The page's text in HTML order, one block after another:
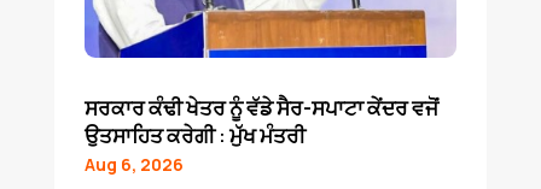
ਸਰਕਾਰ ਕੰਢੀ ਖੇਤਰ ਨੂੰ ਵੱਡੇ ਸੈਰ-ਸਪਾਟਾ ਕੇਂਦਰ ਵਜੋਂ
ਉਤਸਾਹਿਤ ਕਰੇਗੀ : ਮੁੱਖ ਮੰਤਰੀ
Aug 6, 2026